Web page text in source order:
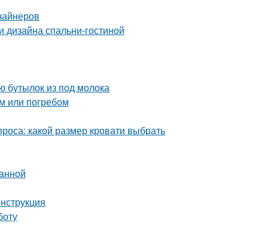
спальни-гостиной
бутылок из под молока
или погребом
какой размер кровати выбрать